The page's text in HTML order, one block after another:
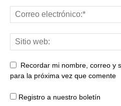
Recordar mi nombre, correo y
para la próxima vez que comente
Registro a nuestro boletín